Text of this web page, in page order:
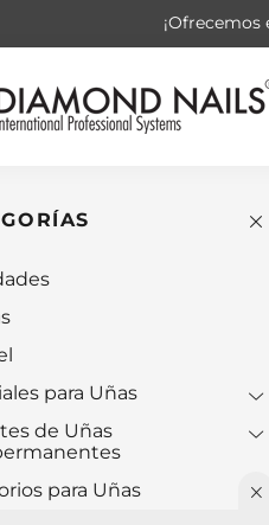
para Uñas
de Uñas
para Uñas